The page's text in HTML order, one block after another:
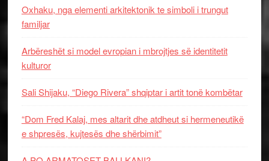
Oxhaku, nga elementi arkitektonik te simboli i trungut
familjar
Arbëreshët si model evropian i mbrojtjes së identitetit
kulturor
Sali Shijaku, “Diego Rivera” shqiptar i artit tonë kombëtar
“Dom Fred Kalaj, mes altarit dhe atdheut si hermeneutikë
e shpresës, kujtesës dhe shërbimit”